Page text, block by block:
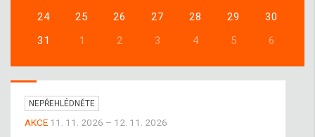
NEPŘEHLÉDNĚTE
AKCE 11. 11. 2026 – 12. 11. 2026
24
25 26 27 28 29
30
31
1 2 3 4 5 6